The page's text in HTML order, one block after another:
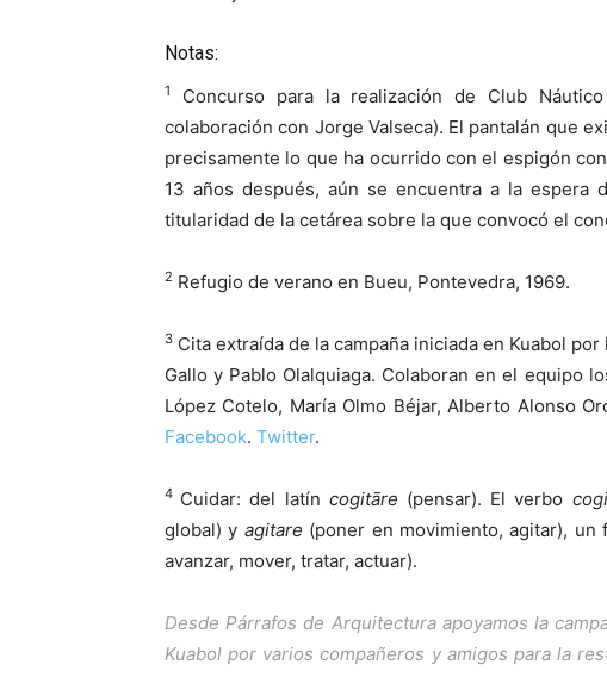
Notas:
1
Concurso para la realización de Club
colaboración con Jorge Valseca). El pantalán que
precisamente lo que ha ocurrido con el espigón
13 años después, aún se encuentra a la espera
titularidad de la cetárea sobre la que convocó el
2 Refugio de verano en Bueu, Pontevedra, 1969.
3 Cita extraída de la campaña iniciada en Kuabol
Gallo y Pablo Olalquiaga. Colaboran en el equipo
López Cotelo, María Olmo Béjar, Alberto Alonso
Facebook. Twitter.
4 Cuidar: del latín cogitāre (pensar). El verbo
global) y agitare (poner en movimiento, agitar), un
avanzar, mover, tratar, actuar).
Desde Párrafos de Arquitecturaapoyamos la
Kuabol por varios compañeros y amigos para la